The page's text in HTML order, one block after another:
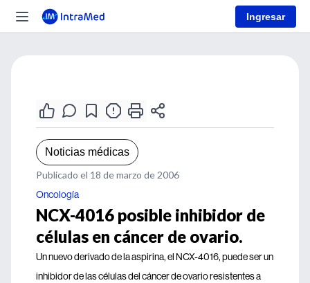
Ingresar
Noticias médicas
Publicado el 18 de marzo de 2006
Oncología
NCX-4016 posible inhibidor de
células en cáncer de ovario.
Un nuevo derivado de la aspirina, el NCX-4016, puede ser un
inhibidor de las células del cáncer de ovario resistentes a